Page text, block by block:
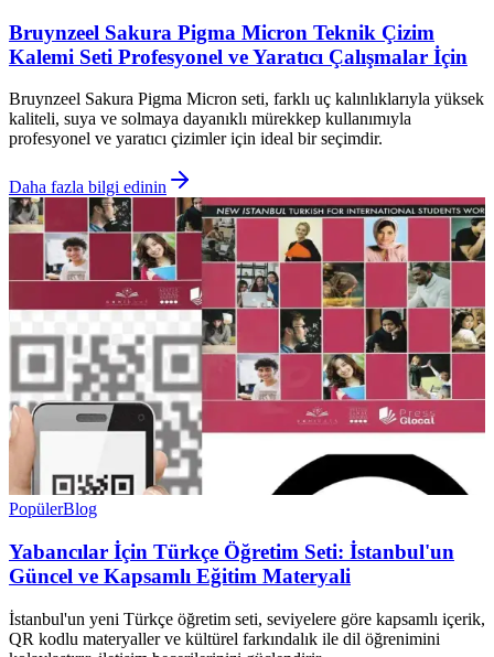
Bruynzeel Sakura Pigma Micron Teknik Çizim
Kalemi Seti Profesyonel ve Yaratıcı Çalışmalar İçin
Bruynzeel Sakura Pigma Micron seti, farklı uç kalınlıklarıyla yüksek
kaliteli, suya ve solmaya dayanıklı mürekkep kullanımıyla
profesyonel ve yaratıcı çizimler için ideal bir seçimdir.
Daha fazla bilgi edinin
PopülerBlog
Yabancılar İçin Türkçe Öğretim Seti: İstanbul'un
Güncel ve Kapsamlı Eğitim Materyali
İstanbul'un yeni Türkçe öğretim seti, seviyelere göre kapsamlı içerik,
QR kodlu materyaller ve kültürel farkındalık ile dil öğrenimini